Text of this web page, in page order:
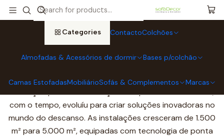
Categories ContactoColchões
Almofadas & Acessórios de dormir Bases p/colchão
Camas EstofadasMobiliárioSofás & Complementos Marcas
Home Marcas Vickflex Descanso
Vickflex Descanso
fabricação de colchões de alta qualidade desde 2005.
com o tempo, evoluíu para criar soluções inovadoras no
mundo do descanso. As instalações cresceram de 1.500
m² para 5.000 m², equipadas com tecnologia de ponta